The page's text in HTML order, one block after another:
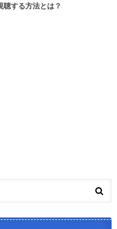
聴する方法とは？